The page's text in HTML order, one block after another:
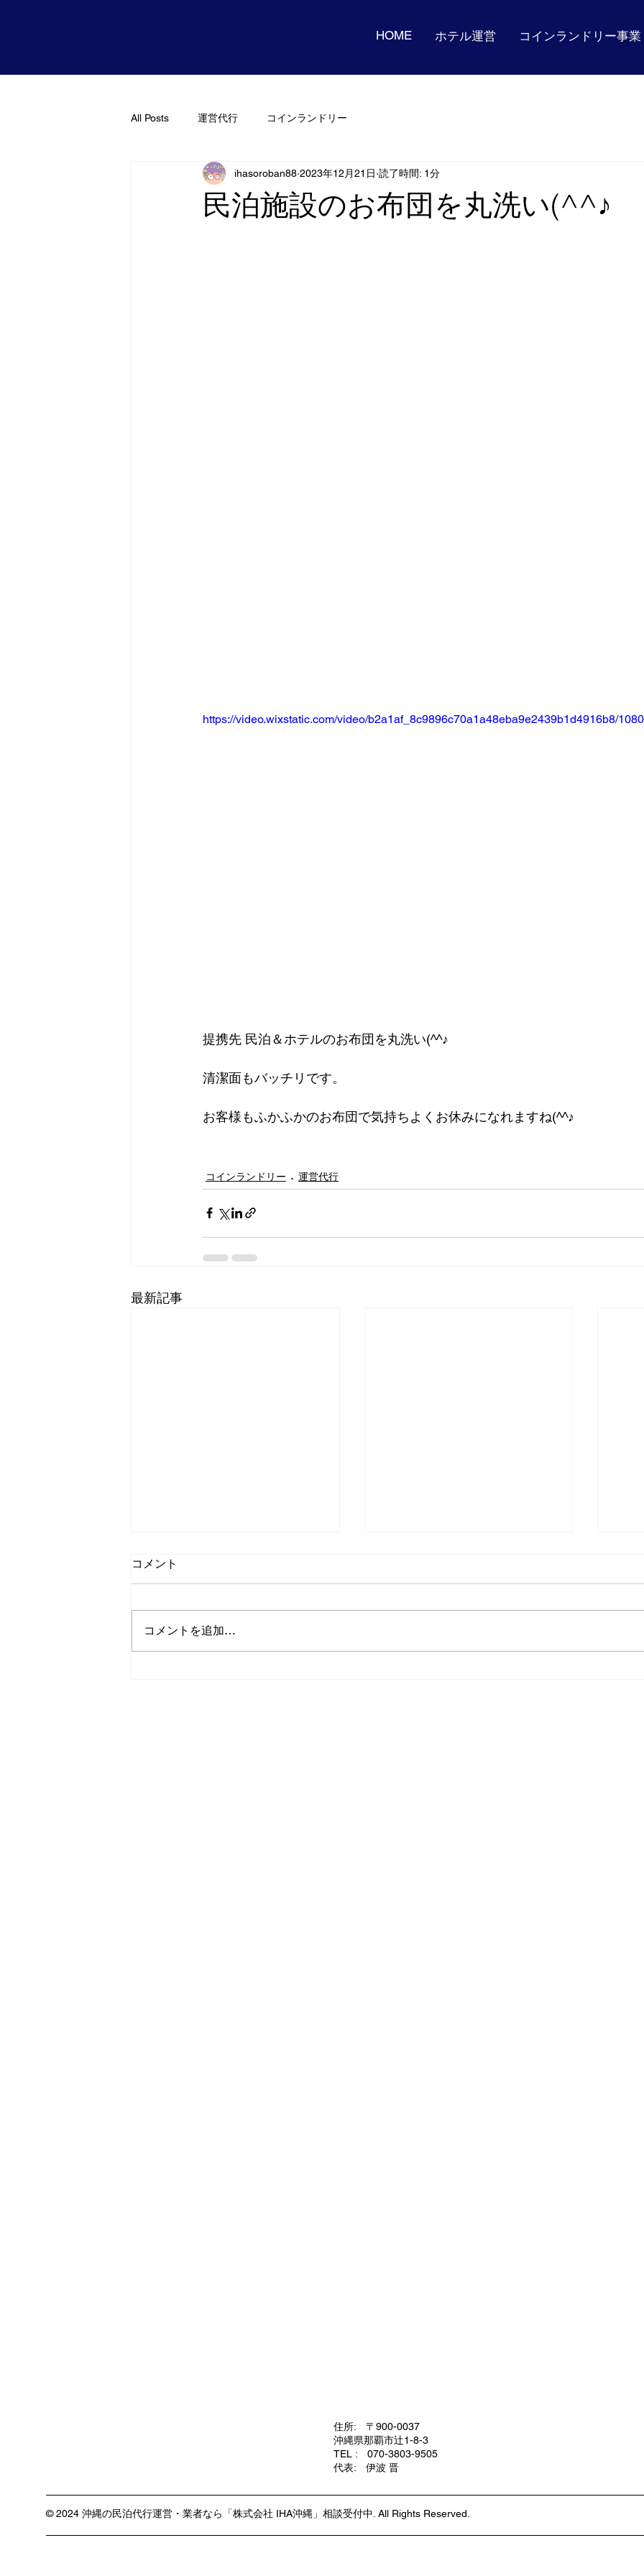
HOME ホテル運営 コインランドリー事業
All Posts 運営代行 コインランドリー
民泊施設のお布団を丸洗い(^^♪
ihasoroban88 2023年12月21日 読了時間: 1分
https://video.wixstatic.com/video/b2a1af_8c9896c70a1a48eba9e2439b1d4916b8/
提携先 民泊＆ホテルのお布団を丸洗い(^^♪
清潔面もバッチリです。
お客様もふかふかのお布団で気持ちよくお休みになれますね(^^♪
コインランドリー 運営代行
最新記事
コメント
コメントを追加…
住所: 〒900-0037
沖縄県那覇市辻1-8-3
TEL : 070-3803-9505
代表: 伊波 晋
© 2024 沖縄の民泊代行運営・業者なら「株式会社 IHA沖縄」相談受付中. All Rights Reserved.